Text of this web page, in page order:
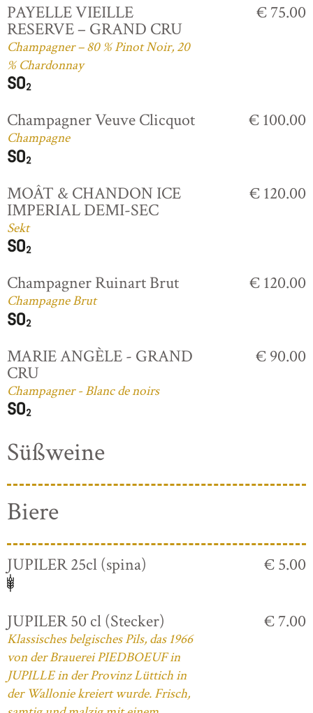
PAYELLE VIEILLE
RESERVE – GRAND CRU
Champagner – 80 % Pinot Noir, 20
% Chardonnay
€ 75.00
Champagner Veuve Clicquot
Champagne
€ 100.00
MOÂT & CHANDON ICE
IMPERIAL DEMI-SEC
Sekt
€ 120.00
Champagner Ruinart Brut
Champagne Brut
€ 120.00
MARIE ANGÈLE - GRAND
CRU
Champagner - Blanc de noirs
€ 90.00
Süßweine
Biere
JUPILER 25cl (spina) € 5.00
JUPILER 50 cl (Stecker)
Klassisches belgisches Pils, das 1966
von der Brauerei PIEDBOEUF in
JUPILLE in der Provinz Lüttich in
der Wallonie kreiert wurde. Frisch,
€ 7.00